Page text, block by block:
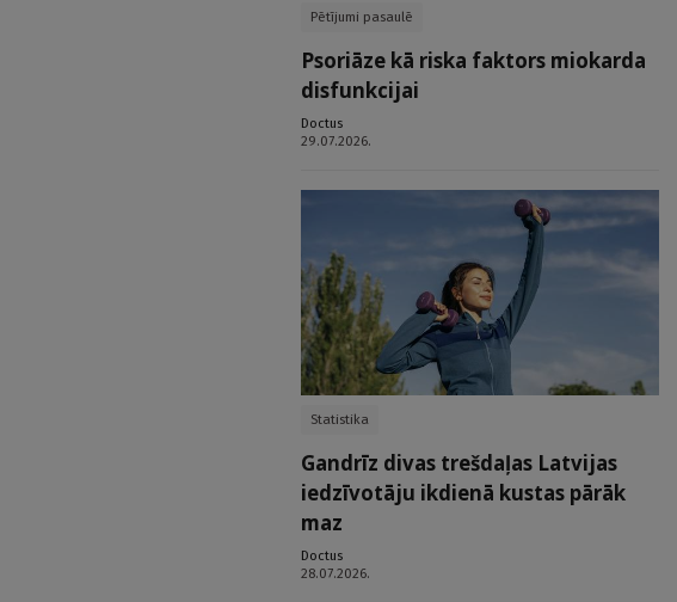
Pētījumi pasaulē
Psoriāze kā riska faktors miokarda
disfunkcijai
Doctus
29.07.2026.
Statistika
Gandrīz divas trešdaļas Latvijas
iedzīvotāju ikdienā kustas pārāk
maz
Doctus
28.07.2026.